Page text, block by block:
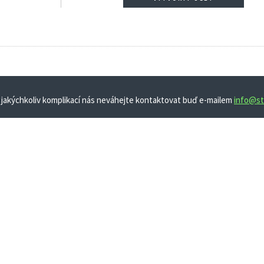
jakýchkoliv komplikací nás neváhejte kontaktovat buď e-mailem